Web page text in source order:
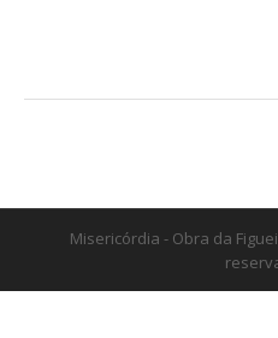
Misericórdia - Obra da